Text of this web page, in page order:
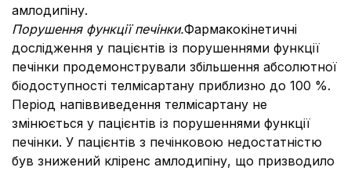
амлодипіну.
Порушення функції печінки.Фармакокінетичні
дослідження у пацієнтів із порушеннями функції
печінки продемонстрували збільшення абсолютної
біодоступності телмісартану приблизно до 100 %.
Період напіввиведення телмісартану не
змінюється у пацієнтів із порушеннями функції
печінки. У пацієнтів з печінковою недостатністю
був знижений кліренс амлодипіну, що призводило